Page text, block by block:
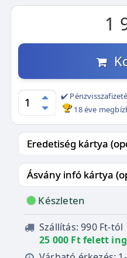
1
✔️
18 éve
Készleten
Szállítás: 990 Ft-tól
25 000 Ft felett